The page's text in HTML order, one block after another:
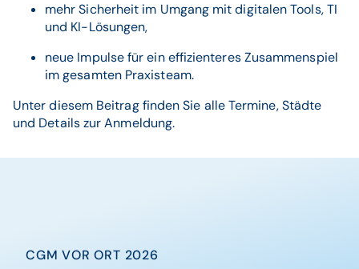
mehr Sicherheit im Umgang mit digitalen Tools, TI
und KI-Lösungen,
neue Impulse für ein effizienteres Zusammenspiel
im gesamten Praxisteam.
Unter diesem Beitrag finden Sie alle Termine, Städte
und Details zur Anmeldung.
CGM VOR ORT 2026